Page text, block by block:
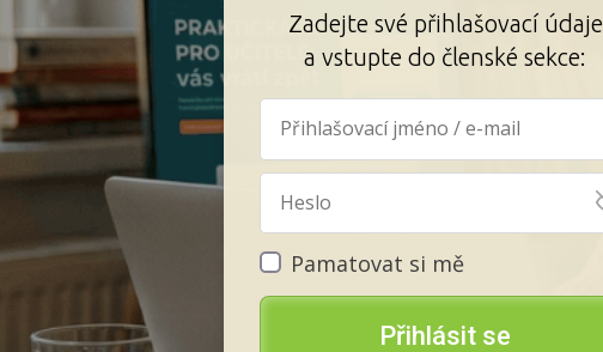
Zadejte své přihlašovací údaje
a vstupte do členské sekce:
Pamatovat si mě
Přihlásit se